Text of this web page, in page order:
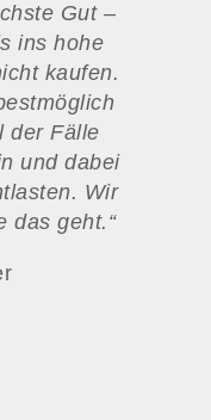
Gut –
ins hohe
kaufen.
der Fälle
und dabei
Wir
das geht.“